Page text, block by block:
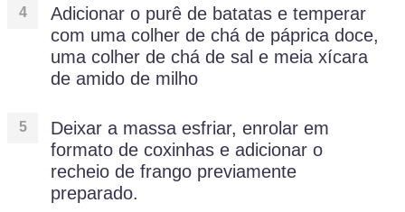
Adicionar o purê de batatas e temperar
com uma colher de chá de páprica doce,
uma colher de chá de sal e meia xícara
de amido de milho
Deixar a massa esfriar, enrolar em
formato de coxinhas e adicionar o
recheio de frango previamente
preparado.